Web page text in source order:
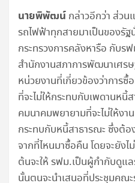
นายพิพัฒน์ กล่าวอีกว่า ส่ว
รถไฟฟ้าทุกสายมาเป็นของรั
กระทรวงการคลังหารือ กับร
สำนักงานสภาการพัฒนาเศร
หน่วยงานที่เกี่ยวข้องว่าการซื้
ที่จะไม่ให้กระทบกับเพดานหนี้
คมนาคมพยายามที่จะไม่ให้งา
กระทบกับหนี้สาธารณะ ซึ่งต้อ
จากที่ไหนมาซื้อคืน โดยจะยังไ
ต้นจะให้ รฟม.เป็นผู้กำกับดูแ
นั้นตนจะนำเสนอที่ประชุมคณ